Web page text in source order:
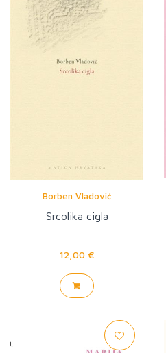
Borben Vladović
Srcolika cigla
12,00 €